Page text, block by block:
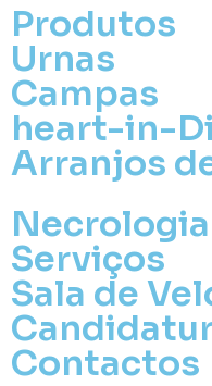
Produtos
Urnas
Campas
heart-in-
Arranjos
Necrologia
Serviços
Sala de
Contactos